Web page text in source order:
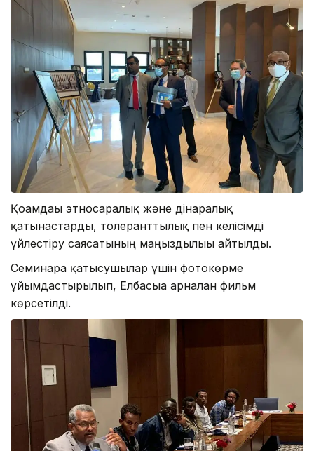
Қоғамдағы этносаралық және дінаралық
қатынастарды, толеранттылық пен келісімді
үйлестіру саясатының маңыздылығы айтылды.
Семинарға қатысушылар үшін фотокөрме
ұйымдастырылып, Елбасыға арналған фильм
көрсетілді.